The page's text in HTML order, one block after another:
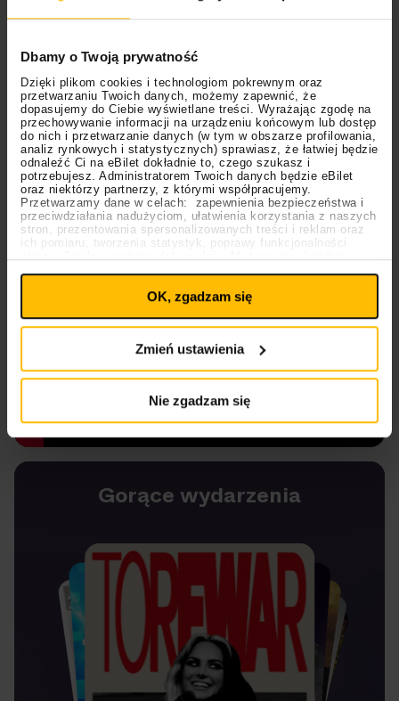
Dbamy o Twoją prywatność
Dzięki plikom cookies i technologiom pokrewnym oraz
przetwarzaniu Twoich danych, możemy zapewnić, że
dopasujemy do Ciebie wyświetlane treści. Wyrażając zgodę na
przechowywanie informacji na urządzeniu końcowym lub dostęp
do nich i przetwarzanie danych (w tym w obszarze profilowania,
analiz rynkowych i statystycznych) sprawiasz, że łatwiej będzie
odnaleźć Ci na eBilet dokładnie to, czego szukasz i
potrzebujesz. Administratorem Twoich danych będzie eBilet
oraz niektórzy partnerzy, z którymi współpracujemy.
Przetwarzamy dane w celach: zapewnienia bezpieczeństwa i
przeciwdziałania nadużyciom, ułatwienia korzystania z naszych
stron, prezentowania spersonalizowanych treści i reklam oraz
ich pomiaru, tworzenia statystyk, poprawy funkcjonalności
plików cookies
wpływa na legalność uprzedniego przetwarzania.
Polityka plików cookies
OK, zgadzam się
Zmień ustawienia
Nie zgadzam się
– Wysłaliśmy do wytwórni prośbę o wycofanie naszej
przypadku Spotify osobny ciężar ekonomiczny, który
od dawna spoczywa na artystach, jest teraz
dodatkowo obciążony moralnym i etycznym
ciężarem, w którym ciężko zarobione pieniądze fanów
i twórcze wysiłki muzyków ostatecznie finansują
śmiercionośne, dystopijne technologie” – przekazali
swoją decyzję we wrześniu członkowie Massive
Attack.
Gorące wydarzenia